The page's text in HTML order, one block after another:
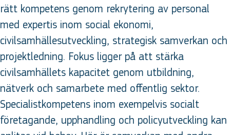
rätt kompetens genom rekrytering av personal
med expertis inom social ekonomi,
civilsamhällesutveckling, strategisk samverkan och
projektledning. Fokus ligger på att stärka
civilsamhällets kapacitet genom utbildning,
nätverk och samarbete med offentlig sektor.
Specialistkompetens inom exempelvis socialt
företagande, upphandling och policyutveckling kan